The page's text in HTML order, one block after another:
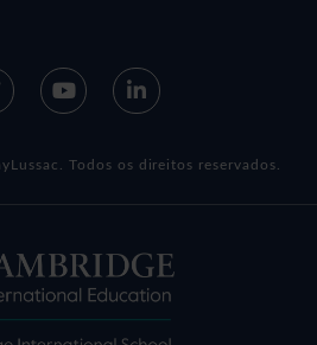
Todos os direitos reservados.